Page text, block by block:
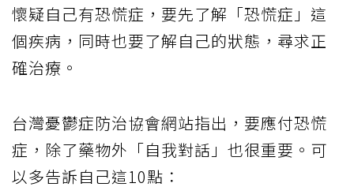
懷疑自己有恐慌症，要先了解「恐慌症」這
個疾病，同時也要了解自己的狀態，尋求正
確治療。
台灣憂鬱症防治協會網站指出，要應付恐慌
症，除了藥物外「自我對話」也很重要。可
以多告訴自己這10點：